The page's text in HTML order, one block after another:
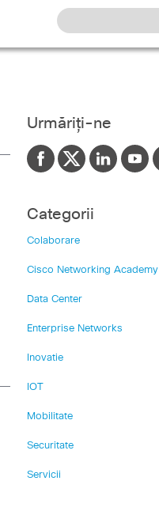
Urmăriți-ne
Categorii
Colaborare
Cisco Networking Academy
Data Center
Enterprise Networks
Inovatie
IOT
Mobilitate
Securitate
Servicii